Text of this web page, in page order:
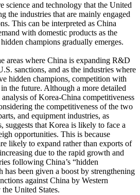
science and technology that the United
the industries that are mainly engaged
This can be interpreted as China
with domestic products as the
champions gradually emerges.
areas where China is expanding R&D
sanctions, and as the industries where
hidden champions, competition with
the future. Although a more detailed
of Korea-China competitiveness
the competitiveness of the two
and equipment industries, as
suggests that Korea is likely to face a
opportunities. This is because
likely to expand rather than exports of
due to the rapid growth and
following China’s “hidden
has been given a boost by strengthening
against China by Western
United States.